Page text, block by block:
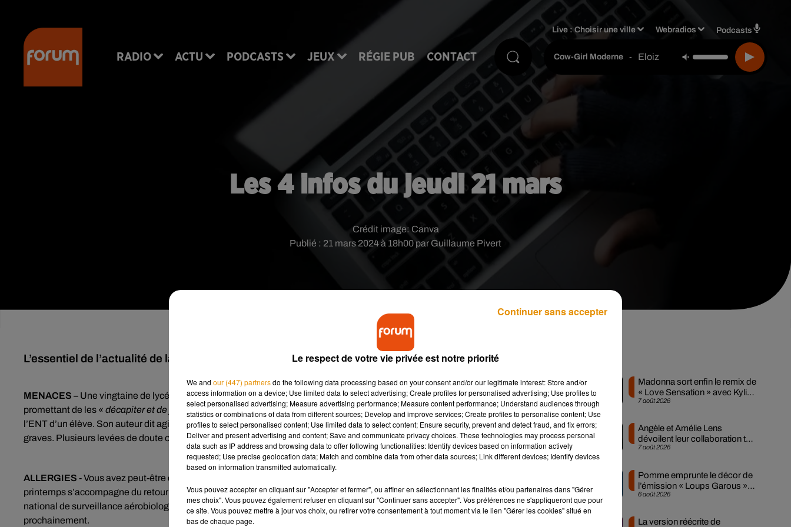
RADIO ACTU PODCASTS JEUX RÉGIE PUB CONTACT
Live :Choisir une ville Webradios Podcasts
Cow-Girl Moderne - Eloiz
Les 4 infos du jeudi 21 mars
Publié : 21 mars 2024 à 18h00 par Guillaume Pivert
Crédit image: Canva
L’essentiel de l’actualité de la journée.
MENACES – Une vingtaine de lycées visés par des menaces en Ile-de-France. Des centaines d’élèves ont reçu un message
promettant de les « décapiter etde faire exploser leur établissement ».L’envoi du message a été permis par le piratage de
l’ENT d’un élève. Son auteur dit agir au nom de l’Etat islamique. Le ministère de l'Éducation a condamné des menaces
graves. Plusieurs levées de doute ont déjà été effectuées entre hier soir et ce matin.
ALLERGIES - Vous avez peut-être en ce moment le nez qui coule, les yeux rouges et la gorge qui gratte. L’arrivée du
printemps s’accompagne du retour des pollens. Cela commence par les bouleaux ces derniers jours, observe le réseau
national de surveillance aérobiologique. La hausse des températures actuelle devrait encore augmenter le risque d’allergie
prochainement.
7 août 2026
Madonna sort enfin le remix de
« Love Sensation » avec Kylie
Minogue
7 août 2026
Angèle et Amélie Lens
dévoilent leur collaboration tant
attendue
6 août 2026
Pomme emprunte le décor de
l’émission « Loups Garous »
pour son...
La version réécrite de
Le respect de votre vie privée est notre priorité
We and our (447) partnersdo the following data processing based on your consent and/or our legitimate interest: Store and/or
access information on a device; Use limited data to select advertising; Create profiles for personalised advertising; Use profiles to
select personalised advertising; Measure advertising performance; Measure content performance; Understand audiences through
statistics or combinations of data from different sources; Develop and improve services; Create profiles to personalise content; Use
profiles to select personalised content; Use limited data to select content; Ensure security, prevent and detect fraud, and fix errors;
Deliver and present advertising and content; Save and communicate privacy choices. These technologies may process personal
data such as IP address and browsing data to offer following functionalities: Identify devices based on information actively
requested; Use precise geolocation data; Match and combine data from other data sources; Link different devices; Identify devices
based on information transmitted automatically.
Vous pouvez accepter en cliquant sur "Accepter et fermer", ou affiner en sélectionnant les finalités et/ou partenaires dans "Gérer
mes choix". Vous pouvez également refuser en cliquant sur "Continuer sans accepter". Vos préférences ne s'appliqueront que pour
ce site. Vous pouvez mettre à jour vos choix, ou retirer votre consentement à tout moment via le lien "Gérer les cookies" situé en
bas de chaque page.
Continuer sans accepter